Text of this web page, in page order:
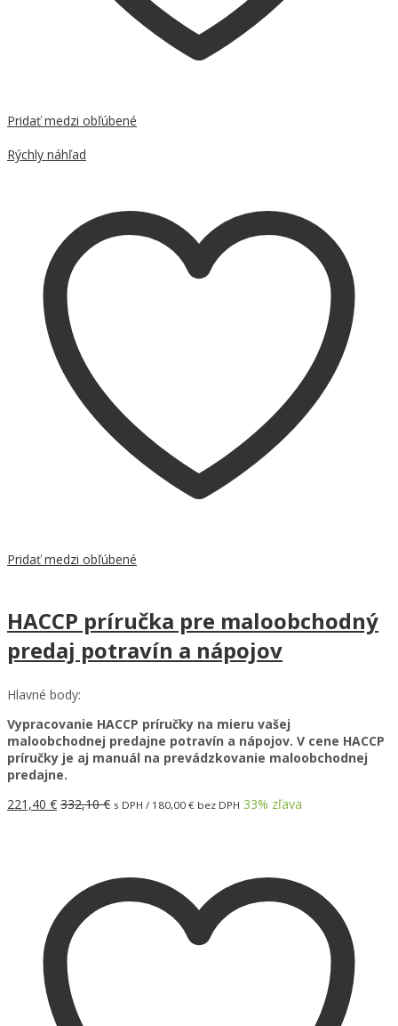
Pridať medzi obľúbené
Rýchly náhľad
Pridať medzi obľúbené
HACCP príručka pre maloobchodný
predaj potravín a nápojov
Hlavné body:
Vypracovanie HACCP príručky na mieru vašej
maloobchodnej predajne potravín a nápojov. V cene HACCP
príručky je aj manuál na prevádzkovanie maloobchodnej
predajne.
221,40 € 332,10€ s DPH / 180,00 € bez DPH 33% zľava